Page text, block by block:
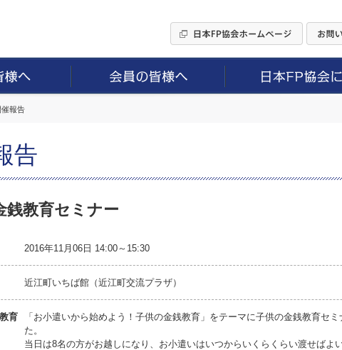
催報告
告
銭教育セミナー
2016年11月06日 14:00～15:30
近江町いちば館（近江町交流プラザ）
育
「お小遣いから始めよう！子供の金銭教育」をテーマに子供の金銭教育セ
た。
当日は8名の方がお越しになり、お小遣いはいつからいくらくらい渡せばよ